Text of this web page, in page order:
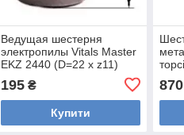
Ведущая шестерня
электропилы Vitals Master
EKZ 2440 (D=22 х z11)
195₴
Купити
870